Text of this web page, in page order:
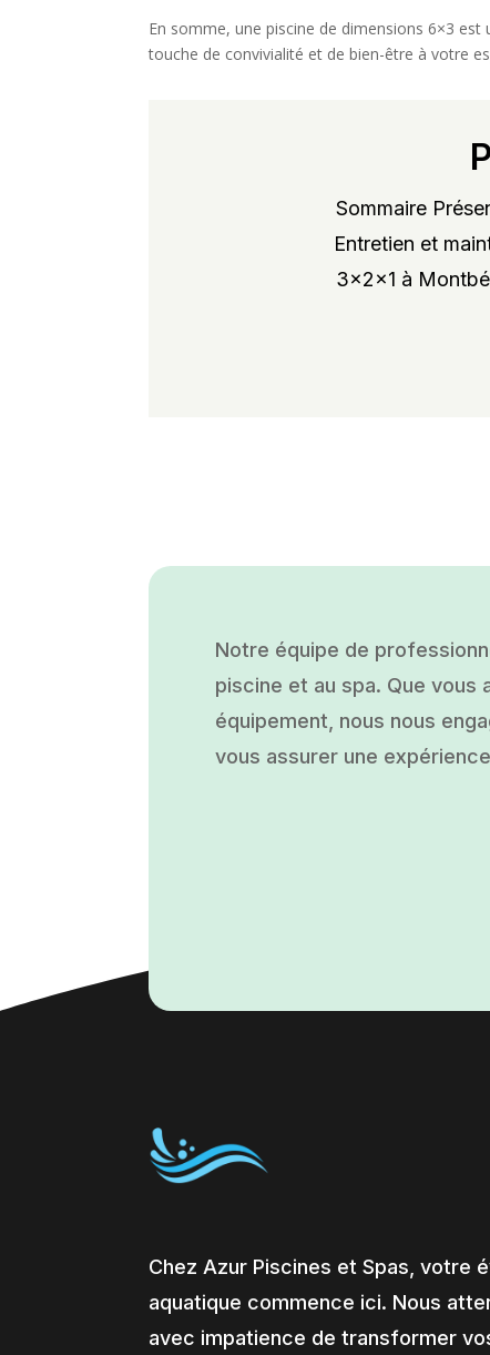
En somme, une piscine de dimensions 6×3
touche de convivialité et de bien-être à votre
Sommaire
Entretien et
3x2x1 à
Notre équipe de
piscine et au spa. Que vous
équipement, nous nous
vous assurer une
Chez Azur Piscines et Spas, votre
aquatique commence ici. Nous
avec impatience de transformer